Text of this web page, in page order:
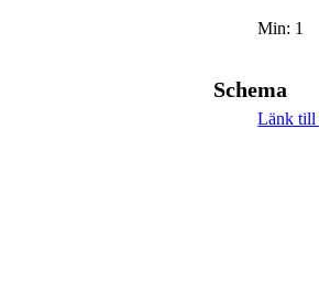
Min: 1
Schema
Länk till